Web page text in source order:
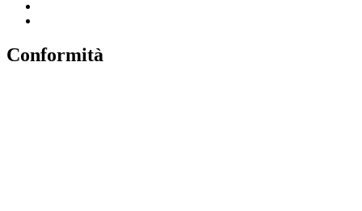
Conformità